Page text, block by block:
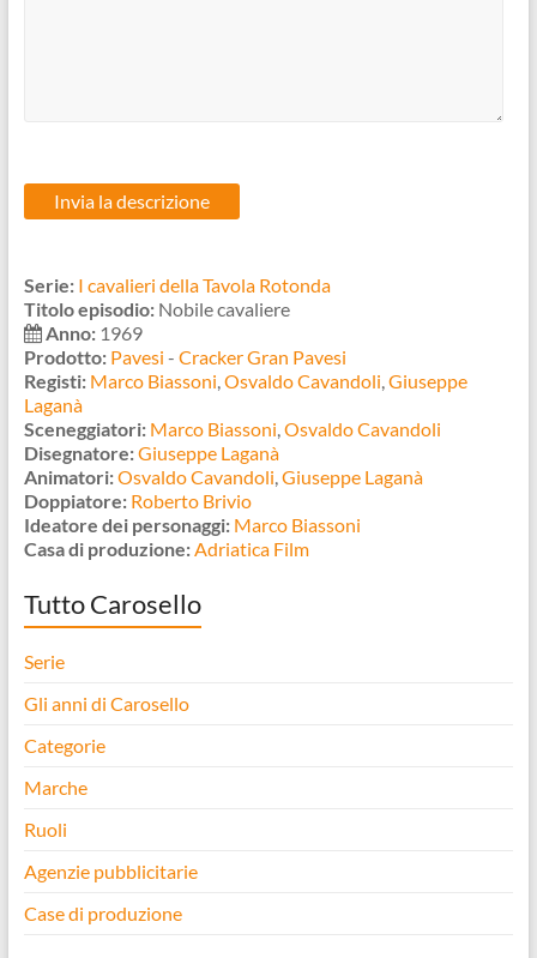
Serie: I cavalieri della Tavola Rotonda
Titolo episodio:Nobile cavaliere
Anno:1969
Prodotto: Pavesi - Cracker Gran Pavesi
Registi: Marco Biassoni,Osvaldo Cavandoli,Giuseppe
Laganà
Sceneggiatori: Marco Biassoni,Osvaldo Cavandoli
Disegnatore:Giuseppe Laganà
Animatori:Osvaldo Cavandoli,Giuseppe Laganà
Doppiatore: Roberto Brivio
Ideatore dei personaggi: Marco Biassoni
Casa di produzione:Adriatica Film
Tutto Carosello
Serie
Gli anni di Carosello
Categorie
Marche
Ruoli
Agenzie pubblicitarie
Case di produzione